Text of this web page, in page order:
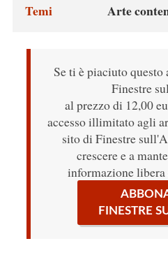
Temi
Arte
Se ti è piaciuto
Finestre
al prezzo di 12,00
accesso illimitato agli
sito di Finestre
crescere e a
informazione libera
FINESTRE